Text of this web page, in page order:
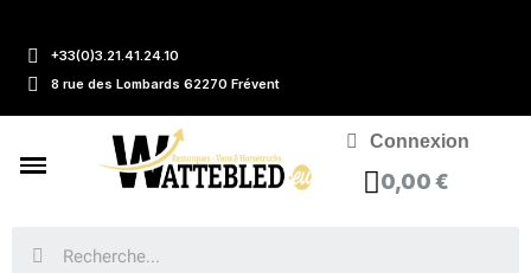
+33(0)3.21.41.24.10
8 rue des Lombards 62270 Frévent
Connexion
0,00 €